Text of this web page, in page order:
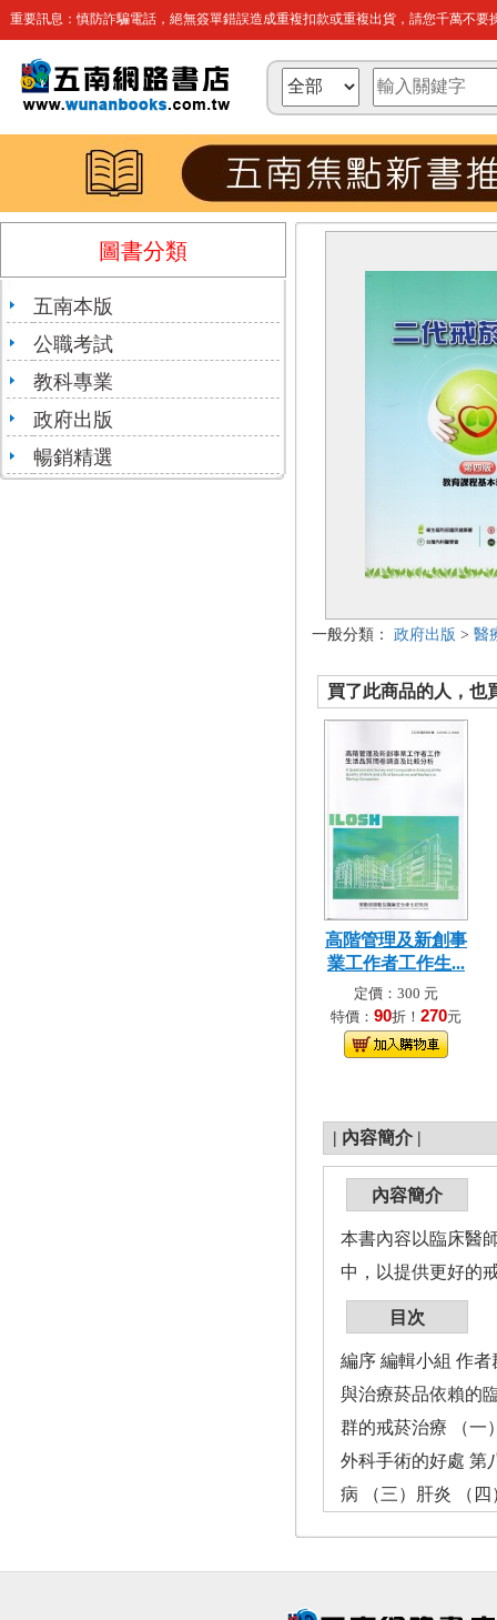
重要訊息：慎防詐騙電話，絕無簽單錯誤造成重複扣款或重複出貨，請您千萬不要
圖書分類
五南本版
公職考試
教科專業
政府出版
暢銷精選
一般分類： 政府出版 > 醫
買了此商品的人，也
高階管理及新創事
業工作者工作生...
定價：300 元
特價： 90折！ 270元
| 內容簡介 |
內容簡介
本書內容以臨床醫
中，以提供更好的
目次
編序 編輯小組 作
與治療菸品依賴的
群的戒菸治療 （一
外科手術的好處
病 （三）肝炎 （四